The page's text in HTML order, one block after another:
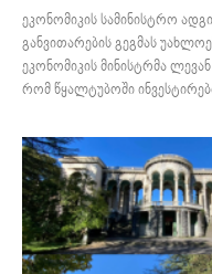
ეკონომიკის სამინისტრო
განვითარების გეგმას
ეკონომიკის მინისტრმა
რომ წყალტუბოში